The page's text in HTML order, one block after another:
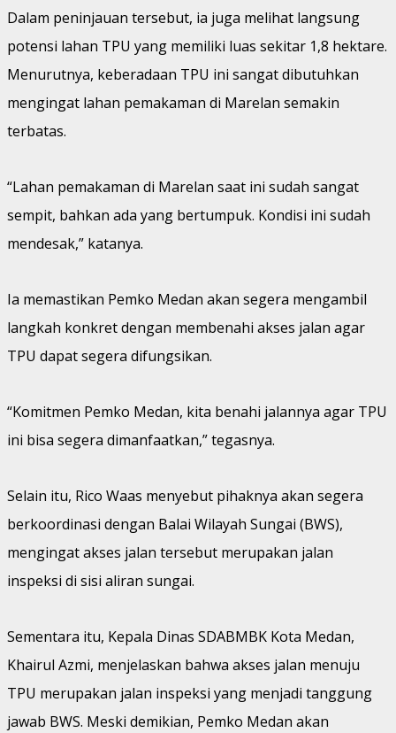
Dalam peninjauan tersebut, ia juga melihat langsung
potensi lahan TPU yang memiliki luas sekitar 1,8 hektare.
Menurutnya, keberadaan TPU ini sangat dibutuhkan
mengingat lahan pemakaman di Marelan semakin
terbatas.
“Lahan pemakaman di Marelan saat ini sudah sangat
sempit, bahkan ada yang bertumpuk. Kondisi ini sudah
mendesak,” katanya.
Ia memastikan Pemko Medan akan segera mengambil
langkah konkret dengan membenahi akses jalan agar
TPU dapat segera difungsikan.
“Komitmen Pemko Medan, kita benahi jalannya agar TPU
ini bisa segera dimanfaatkan,” tegasnya.
Selain itu, Rico Waas menyebut pihaknya akan segera
berkoordinasi dengan Balai Wilayah Sungai (BWS),
mengingat akses jalan tersebut merupakan jalan
inspeksi di sisi aliran sungai.
Sementara itu, Kepala Dinas SDABMBK Kota Medan,
Khairul Azmi, menjelaskan bahwa akses jalan menuju
TPU merupakan jalan inspeksi yang menjadi tanggung
jawab BWS. Meski demikian, Pemko Medan akan